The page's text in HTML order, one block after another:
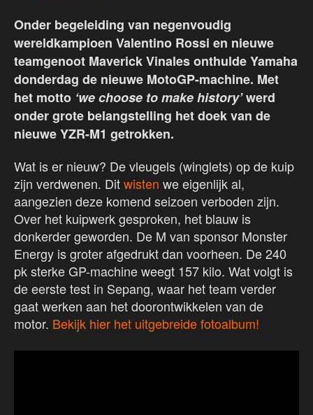
Onder begeleiding van negenvoudig
wereldkampioen Valentino Rossi en nieuwe
teamgenoot Maverick Vinales onthulde Yamaha
donderdag de nieuwe MotoGP-machine. Met
het motto ‘we choose to make history’werd
onder grote belangstelling het doek van de
nieuwe YZR-M1 getrokken.
Wat is er nieuw? De vleugels (winglets) op de kuip
zijn verdwenen. Ditwisten we eigenlijk al,
aangezien deze komend seizoen verboden zijn.
Over het kuipwerk gesproken, het blauw is
donkerder geworden. De M van sponsor Monster
Energy is groter afgedrukt dan voorheen. De 240
pk sterke GP-machine weegt 157 kilo. Wat volgt is
de eerste test in Sepang, waar het team verder
gaat werken aan het doorontwikkelen van de
motor. Bekijk hier het uitgebreide fotoalbum!